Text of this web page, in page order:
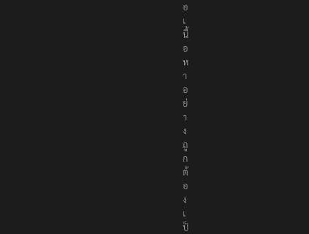
อ
เ
นื้
อ
ห
า
อ
ย่
า
ง
ถู
ก
ต้
อ
ง
เ
ป็